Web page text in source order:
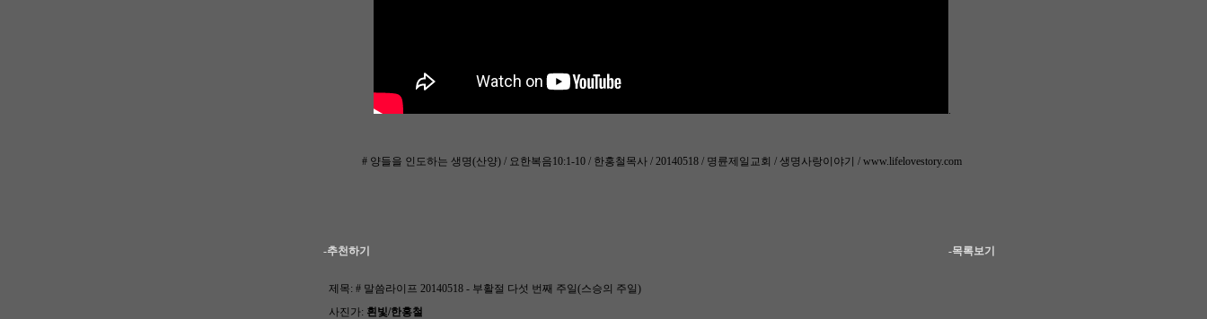
.
# 양들을 인도하는 생명(산양) / 요한복음10:1-10 / 한홍철목사 / 20140518 / 명륜제일교회 / 생명사랑이야기 / www.lifelovestory.com
-추천하기 -목록보기
제목: # 말씀라이프 20140518 - 부활절 다섯 번째 주일(스승의 주일)
사진가: 흰빛/한홍철